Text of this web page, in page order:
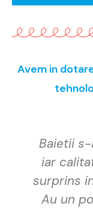
Avem in
Baietii
iar
surprins
Au un